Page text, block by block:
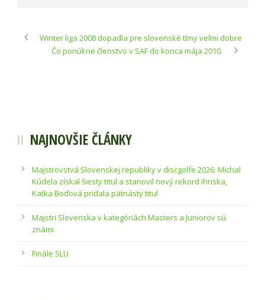
Winter liga 2008 dopadla pre slovenské tímy veľmi dobre
Čo ponúkne členstvo v SAF do konca mája 2010.
NAJNOVŠIE ČLÁNKY
Majstrovstvá Slovenskej republiky v discgolfe 2026: Michal
Kúdela získal šiesty titul a stanovil nový rekord ihriska,
Katka Boďová pridala pätnásty titul
Majstri Slovenska v kategóriách Masters a Juniorov sú
známi
Finále SLU